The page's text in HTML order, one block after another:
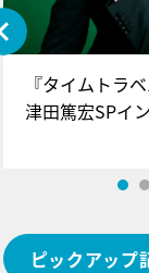
『タイムトラ
津田篤宏
ピックアップ